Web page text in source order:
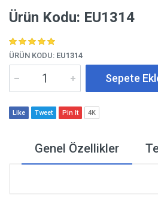
Ürün Kodu: EU1314
ÜRÜN KODU: EU1314
Sepete
Like Tweet Pin It 4K
Genel Özellikler